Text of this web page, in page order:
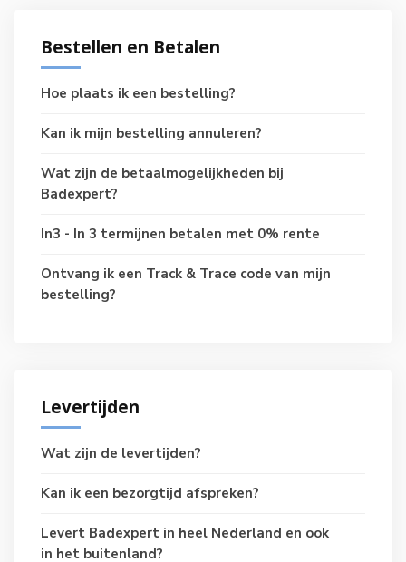
Bestellen en Betalen
Hoe plaats ik een bestelling?
Kan ik mijn bestelling annuleren?
Wat zijn de betaalmogelijkheden bij
Badexpert?
In3 - In 3 termijnen betalen met 0% rente
Ontvang ik een Track & Trace code van mijn
bestelling?
Levertijden
Wat zijn de levertijden?
Kan ik een bezorgtijd afspreken?
Levert Badexpert in heel Nederland en ook
in het buitenland?